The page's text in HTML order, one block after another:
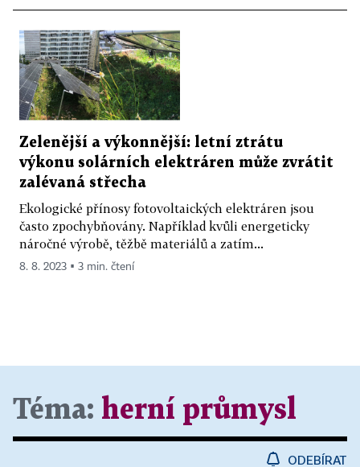
Zelenější a výkonnější: letní ztrátu
výkonu solárních elektráren může zvrátit
zalévaná střecha
Ekologické přínosy fotovoltaických elektráren jsou
často zpochybňovány. Například kvůli energeticky
náročné výrobě, těžbě materiálů a zatím...
8. 8. 2023 ▪ 3 min. čtení
Téma: herní průmysl
ODEBÍRAT